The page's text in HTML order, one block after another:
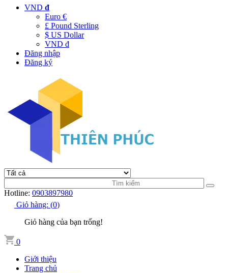
VND đ
Euro €
£ Pound Sterling
$ US Dollar
VND đ
Đăng nhập
Đăng ký
Hotline: 0903897980
Giỏ hàng: (0)
Giỏ hàng của bạn trống!
0
Giới thiệu
Trang chủ